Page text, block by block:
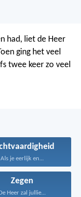
had, liet de Heer
ging het veel
twee keer zo veel
Als je eerlijk en...
Zegen
De Heer zal jullie...